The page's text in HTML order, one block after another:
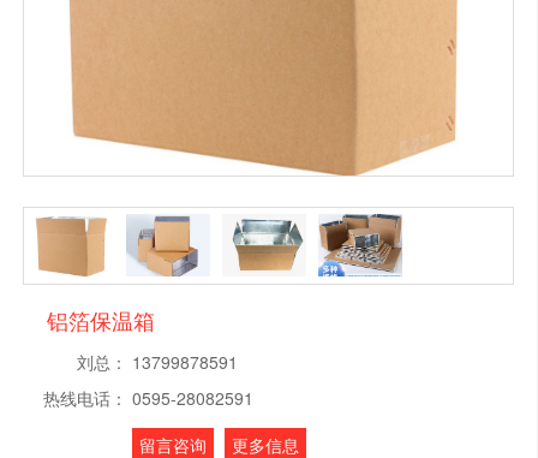
铝箔保温箱
刘总： 13799878591
热线电话： 0595-28082591
留言咨询
更多信息